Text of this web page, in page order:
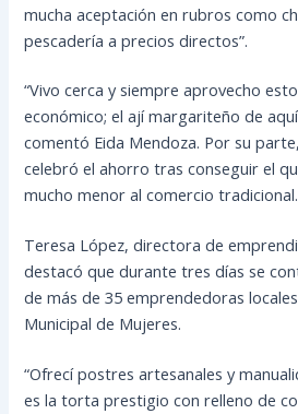
mucha aceptación en rubros como
pescadería a precios directos”.
“Vivo cerca y siempre aprovecho
económico; el ají margariteño de
comentó Eida Mendoza. Por su
celebró el ahorro tras conseguir el
mucho menor al comercio tradicional.
Teresa López, directora de
destacó que durante tres días se
de más de 35 emprendedoras
Municipal de Mujeres.
“Ofrecí postres artesanales y
es la torta prestigio con relleno de